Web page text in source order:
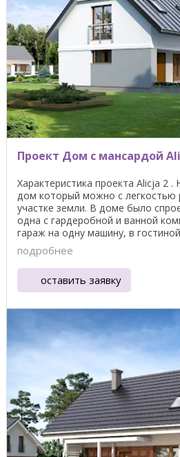
Проект Дом с мансардой
Характеристика проекта Alicja 2
дом который можно с легкостью
участке земли. В доме было
одна с гардеробной и ванной
гараж на одну машину, в
подробнее
оставить заявку